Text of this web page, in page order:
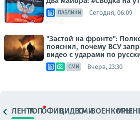
ПАБЛИКИ Сегодня, 06:09
"Застой на фронте":
пояснил, почему ВСУ
видео с ударами по
СМИ Вчера, 23:30
ЛЕНТАТОПОФИЦ.ВИДЕОСМИВОЕНКОРЫ